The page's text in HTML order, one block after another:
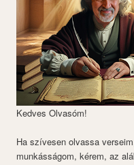
Kedves Olvasóm!
Ha szívesen olvassa
munkásságom, kérem, az